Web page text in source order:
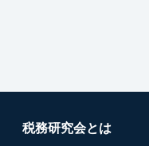
税務研究会とは